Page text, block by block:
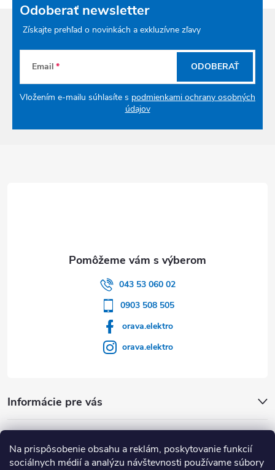
Na prispôsobenie obsahu a reklám, poskytovanie funkcií
sociálnych médií a analýzu návštevnosti používame súbory
Odoberať newsletter
Získajte prehľad o novinkách a exkluzívne zľavy
Email
Vložením e-mailu súhlasíte s podmienkami ochrany osobných
údajov
ODOBERAŤ
043 53 060 02
0903 508 505
orava.elektro
orava.elektro
Informácie pre vás